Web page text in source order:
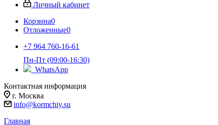
Личный кабинет
Корзина0
Отложенные0
+7 964 760-16-61
Пн-Пт (09:00-16:30)
WhatsApp
Контактная информация
г. Москва
info@kormchiy.su
Главная